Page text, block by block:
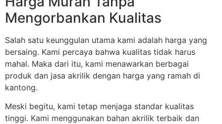
Mengorbankan Kualitas
Salah satu keunggulan utama kami adalah harga yang
bersaing. Kami percaya bahwa kualitas tidak harus
mahal. Maka dari itu, kami menawarkan berbagai
produk dan jasa akrilik dengan harga yang ramah di
kantong.
Meski begitu, kami tetap menjaga standar kualitas
tinggi. Kami menggunakan bahan akrilik terbaik dan